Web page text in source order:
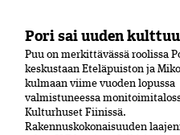
Pori sai uuden
Puu on merkittävässä roolissa
keskustaan Eteläpuiston ja
kulmaan viime vuoden lopussa
valmistuneessa
Kulturhuset Fiinissä.
Rakennuskokonaisuuden